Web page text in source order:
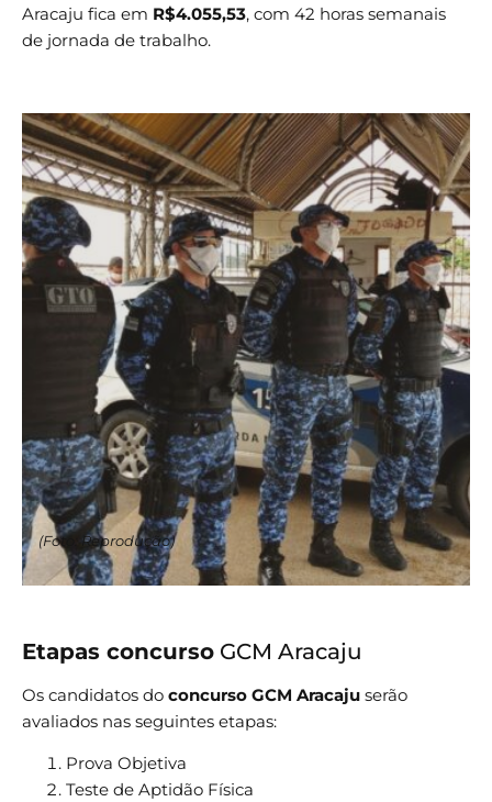
Aracaju fica em R$4.055,53, com 42 horas semanais
de jornada de trabalho.
(Foto: Reprodução)
Etapas concurso GCM Aracaju
Os candidatos do concurso GCM Aracaju serão
avaliados nas seguintes etapas:
Prova Objetiva
Teste de Aptidão Física